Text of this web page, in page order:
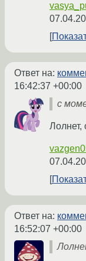
Ответ на:
16:42:37 +00:00
с
Лолнет,
Ответ на:
16:52:07 +00:00